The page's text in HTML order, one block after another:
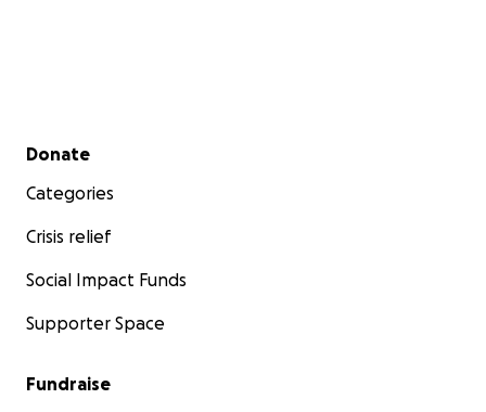
Secondary menu
Donate
Categories
Crisis relief
Social Impact Funds
Supporter Space
Fundraise